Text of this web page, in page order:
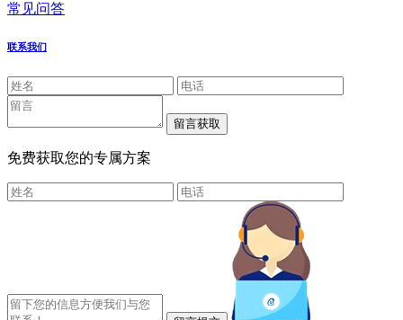
常见问答
联系我们
免费获取您的专属方案